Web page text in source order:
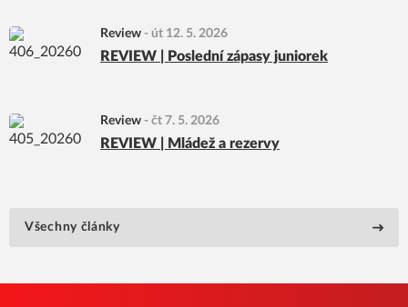
Review - út 12. 5. 2026
REVIEW | Poslední zápasy juniorek
Review - čt 7. 5. 2026
REVIEW | Mládež a rezervy
Všechny články